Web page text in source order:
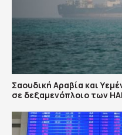
Σαουδική Αραβία και
σε δεξαμενόπλοιο των